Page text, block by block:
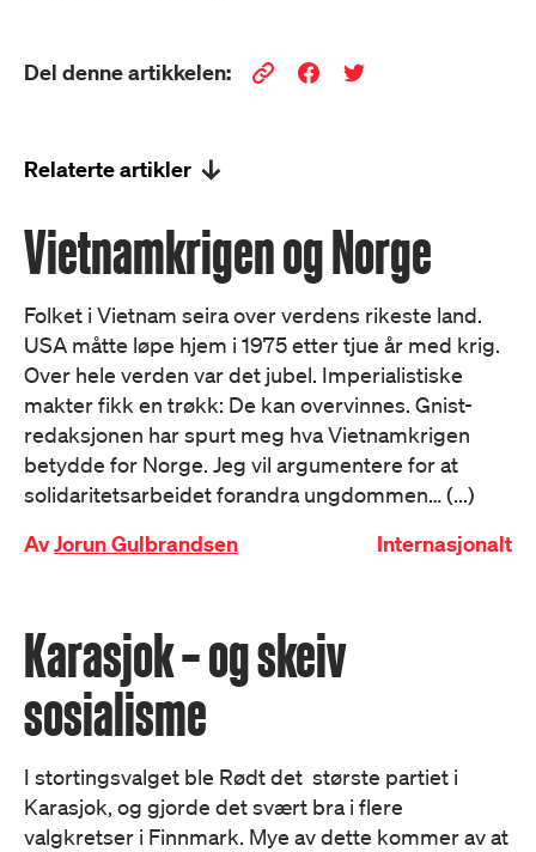
Del denne artikkelen:
Relaterte artikler
Vietnamkrigen og Norge
Folket i Vietnam seira over verdens rikeste land.
USA måtte løpe hjem i 1975 etter tjue år med krig.
Over hele verden var det jubel. Imperialistiske
makter fikk en trøkk: De kan overvinnes. Gnist-
redaksjonen har spurt meg hva Vietnamkrigen
betydde for Norge. Jeg vil argumentere for at
solidaritetsarbeidet forandra ungdommen… (...)
AvJorun Gulbrandsen Internasjonalt
Karasjok – og skeiv
sosialisme
I stortingsvalget ble Rødt det største partiet i
Karasjok, og gjorde det svært bra i flere
valgkretser i Finnmark. Mye av dette kommer av at